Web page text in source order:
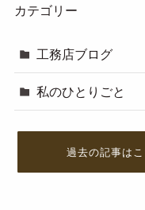
カテゴリー
工務店ブログ
私のひとりごと
過去の記事はこ